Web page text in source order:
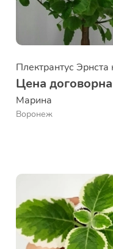
Цена
Марина
Воронеж